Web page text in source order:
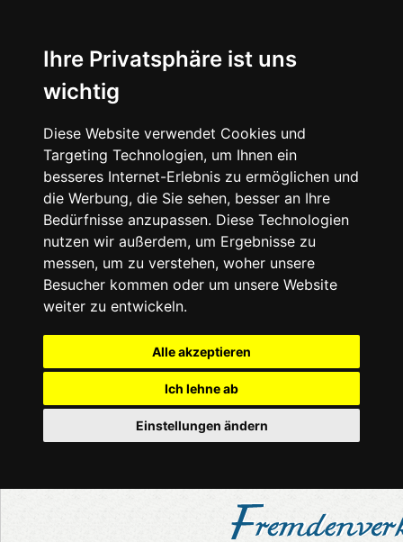
Ihre Privatsphäre ist uns
wichtig
Diese Website verwendet Cookies und
Targeting Technologien, um Ihnen ein
besseres Internet-Erlebnis zu ermöglichen und
die Werbung, die Sie sehen, besser an Ihre
Bedürfnisse anzupassen. Diese Technologien
nutzen wir außerdem, um Ergebnisse zu
messen, um zu verstehen, woher unsere
Besucher kommen oder um unsere Website
weiter zu entwickeln.
Alle akzeptieren
Ich lehne ab
Einstellungen ändern